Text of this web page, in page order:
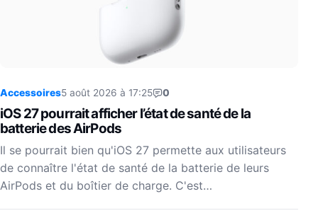
Accessoires5 août 2026 à 17:25 0
iOS 27 pourrait afficher l’état de santé de la
batterie des AirPods
Il se pourrait bien qu'iOS 27 permette aux utilisateurs
de connaître l'état de santé de la batterie de leurs
AirPods et du boîtier de charge. C'est…